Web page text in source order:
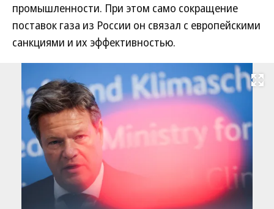
промышленности. При этом само сокращение
поставок газа из России он связал с европейскими
санкциями и их эффективностью.
Развернуть